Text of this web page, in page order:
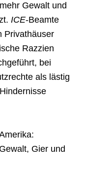
Gewalt und
ICE-Beamte
Privathäuser
Razzien
bei
als lästig
Gier und